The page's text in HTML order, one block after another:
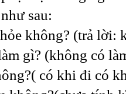
sau:
không? (trả lời:
gì? (không có
có khi đi có